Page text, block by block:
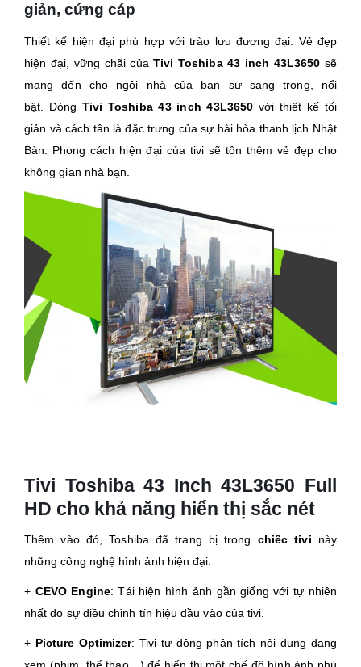
giản, cứng cáp
Thiết kế hiện đại phù hợp với trào lưu đương đại. Vẻ đẹp
hiện đại, vững chãi củaTivi Toshiba 43 inch 43L3650 sẽ
mang đến cho ngôi nhà của bạn sự sang trọng, nổi
bật. DòngTivi Toshiba 43 inch 43L3650với thiết kế tối
giản và cách tân là đặc trưng của sự hài hòa thanh lịch Nhật
Bản. Phong cách hiện đại của tivi sẽ tôn thêm vẻ đẹp cho
không gian nhà bạn.
Tivi Toshiba 43 Inch 43L3650 Full
HD cho khả năng hiển thị sắc nét
Thêm vào đó, Toshiba đã trang bị trong chiếc tivi này
những công nghệ hình ảnh hiện đại:
+ CEVO Engine: Tái hiện hình ảnh gần giống với tự nhiên
nhất do sự điều chỉnh tín hiệu đầu vào của tivi.
+ Picture Optimizer: Tivi tự động phân tích nội dung đang